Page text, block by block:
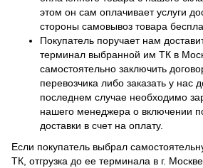
этом он сам оплачивает услуги
стороны самовывоз товара
Покупатель поручает нам
терминал выбранной им ТК в
самостоятельно заключить
перевозчика либо заказать у нас
последнем случае необходимо
нашего менеджера о включении
доставки в счет на оплату.
Если покупатель выбрал
ТК, отгрузка до ее терминала в г.